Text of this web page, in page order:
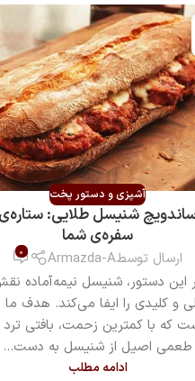
آشپزی و دستور پخت
شنیسل طلایی: ستاره‌ی
سفره‌ی شما
ارسال توسطArmazda-A
0
این دستور، شنیسل نیمه‌آماده
و کلیدی را ایفا می‌کند. هدف ما
که با کمترین زحمت، بافتی ترد
طعمی اصیل از شنیسل به دست...
ادامه مطلب